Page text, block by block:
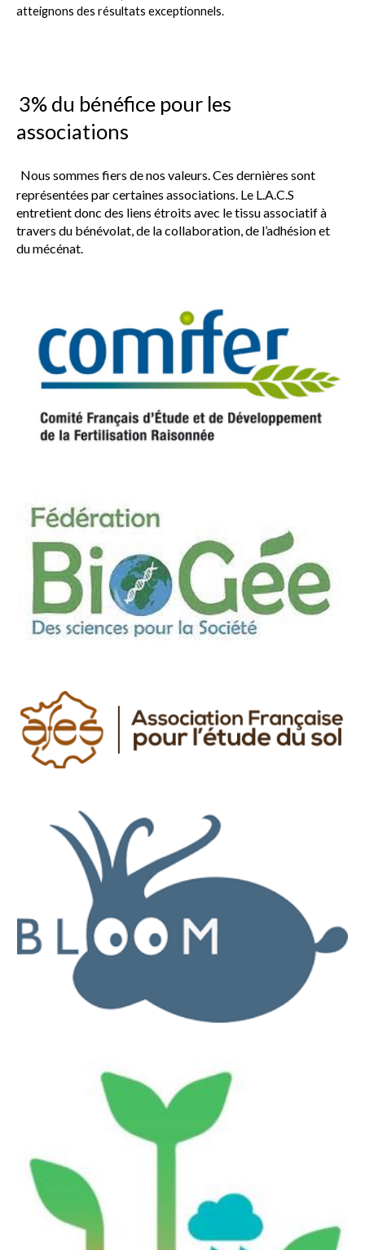
atteignons des résultats exceptionnels.
3% du bénéfice pour les
associations
Nous sommes fiers de nos valeurs. Ces dernières sont
représentées par certaines associations. Le L.A.C.S
entretient donc des liens étroits avec le tissu associatif à
travers du bénévolat, de la collaboration, de l’adhésion et
du mécénat.